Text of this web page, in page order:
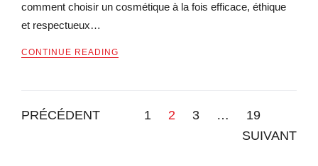
comment choisir un cosmétique à la fois efficace, éthique
et respectueux…
CONTINUE READING
PRÉCÉDENT 1 2 3 …
19
SUIVANT